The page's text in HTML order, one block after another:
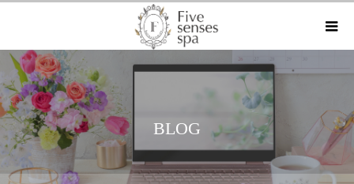
BLOG